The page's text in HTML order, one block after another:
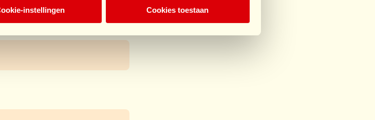
instellingen Cookies toestaan